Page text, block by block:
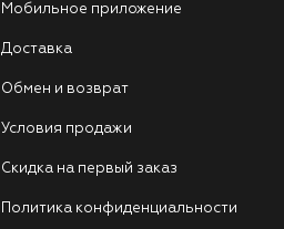
Мобильное приложение
Доставка
Обмен и возврат
Условия продажи
Скидка на первый заказ
Политика конфиденциальности